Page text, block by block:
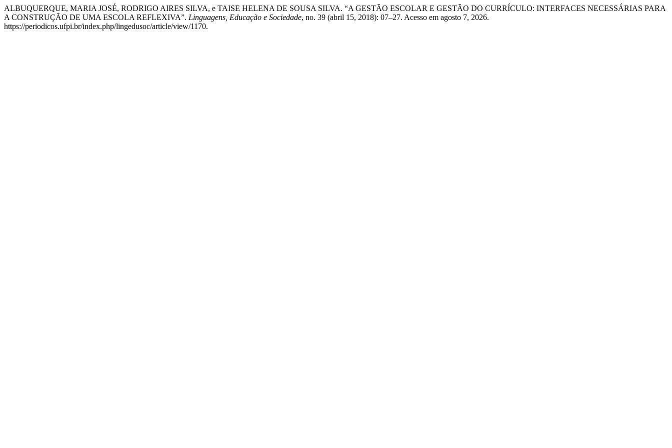
ALBUQUERQUE, MARIA JOSÉ, RODRIGO AIRES SILVA, e TAISE HELENA DE SOUSA SILVA. “A GESTÃO ESCOLAR E GESTÃO DO CURRÍCULO: INTERFACES NECESSÁRIAS PARA
A CONSTRUÇÃO DE UMA ESCOLA REFLEXIVA”. Linguagens, Educação e Sociedade, no. 39 (abril 15, 2018): 07–27. Acesso em agosto 7, 2026.
https://periodicos.ufpi.br/index.php/lingedusoc/article/view/1170.